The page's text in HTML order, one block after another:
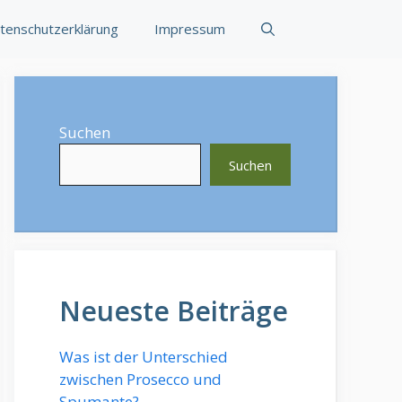
Impressum
Suchen
Suchen
Neueste Beiträge
Was ist der Unterschied
zwischen Prosecco und